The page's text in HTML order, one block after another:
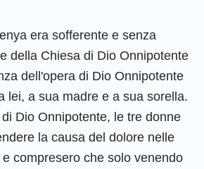
era sofferente e senza
della Chiesa di Dio Onnipotente
dell'opera di Dio Onnipotente
lei, a sua madre e a sua sorella.
Dio Onnipotente, le tre donne
la causa del dolore nelle
compresero che solo venendo